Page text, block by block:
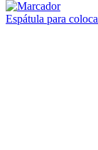
Espátula para